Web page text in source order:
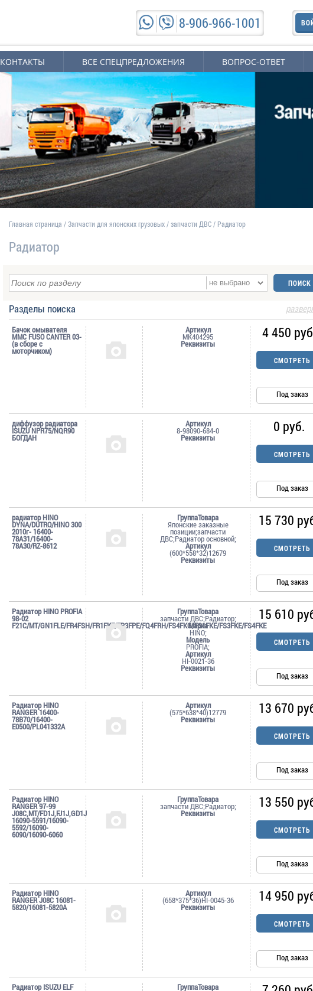
8-906-966-1001
КОНТАКТЫ ВСЕ СПЕЦПРЕДЛОЖЕНИЯ ВОПРОС-ОТВЕТ
Главная страница /Запчасти для японских грузовых/запчасти ДВС/ Радиатор
Радиатор
Разделы поиска
Бачок омывателя
MMC FUSO CANTER 03-
(в сборе с
моторчиком)
Артикул
MK404295
Реквизиты
4 450
СМОТРЕТЬ
Под заказ
диффузор радиатора
ISUZU NPR75/NQR90
БОГДАН
Артикул
8-98090-684-0
Реквизиты
0 руб.
СМОТРЕТЬ
Под заказ
радиатор HINO
DYNA/DUTRO/HINO 300
2010г- 16400-
78A31/16400-
78A30/RZ-8612
ГруппаТовара
Японские заказные
позиции;запчасти
ДВС;Радиатор основной;
Артикул
(600*558*32)12679
Реквизиты
15 730
СМОТРЕТЬ
Под заказ
Радиатор HINO PROFIA
98-02
F21C/MT/GN1FLE/FR4FSH/FR1FKE/FR3FPE/FQ4FRH/FS4FKG/FS1FKE/FS3FKE/FS4FKE
ГруппаТовара
запчасти ДВС;Радиатор;
Марка
HINO;
Модель
PROFIA;
Артикул
HI-0021-36
Реквизиты
15 610
СМОТРЕТЬ
Под заказ
Радиатор HINO
RANGER 16400-
78B70/16400-
E0500/PL041332A
Артикул
(575*638*40)12779
Реквизиты
13 670
СМОТРЕТЬ
Под заказ
Радиатор HINO
RANGER 97-99
J08C,MT/FD1J,FJ1J,GD1J
16090-5591/16090-
5592/16090-
6090/16090-6060
ГруппаТовара
запчасти ДВС;Радиатор;
Реквизиты
13 550
СМОТРЕТЬ
Под заказ
Радиатор HINO
RANGER J08C 16081-
5820/16081-5820A
Артикул
(658*375*36)HI-0045-36
Реквизиты
14 950
СМОТРЕТЬ
Под заказ
Радиатор ISUZU ELF ГруппаТовара